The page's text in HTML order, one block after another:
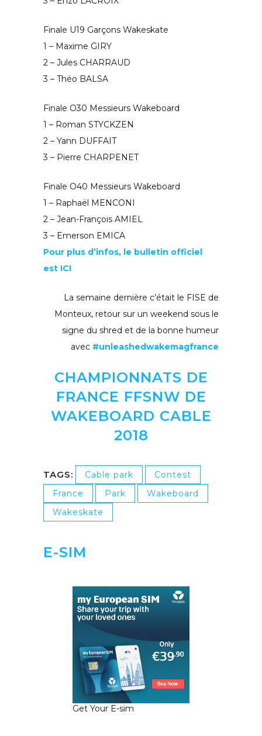
Finale U19 Garçons Wakeskate
1 – Maxime GIRY
2 – Jules CHARRAUD
3 – Théo BALSA
Finale O30 Messieurs Wakeboard
1 – Roman STYCKZEN
2 – Yann DUFFAIT
3 – Pierre CHARPENET
Finale O40 Messieurs Wakeboard
1 – Raphaël MENCONI
2 – Jean-François AMIEL
3 – Emerson EMICA
Pour plus d’infos, le bulletin officiel
est ICI
La semaine dernière c’était le FISE de
Monteux, retour sur un weekend sous le
signe du shred et de la bonne humeur
avec #unleashedwakemagfrance
CHAMPIONNATS DE
FRANCE FFSNW DE
WAKEBOARD CABLE
2018
TAGS: Cable park
Contest
France
Park
Wakeboard
Wakeskate
E-SIM
Get Your E-sim